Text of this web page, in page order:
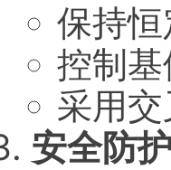
保持
控制
采用
安全防护